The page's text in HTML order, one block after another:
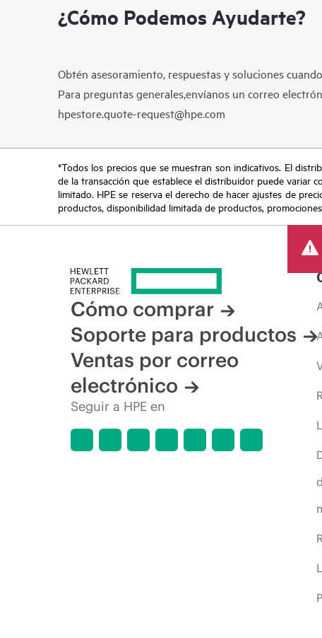
¿Cómo Podemos Ayudarte?
Obtén asesoramiento, respuestas y soluciones
Para preguntas generales,envíanos un correo
hpestore.quote-request@hpe.com
*Todos los precios que se muestran son indicativos. El
de la transacción que establece el distribuidor puede variar
limitado. HPE se reserva el derecho de hacer ajustes de
productos, disponibilidad limitada de productos,
Cómo comprar
Soporte para productos
Ventas por correo
electrónico
Seguir a HPE en